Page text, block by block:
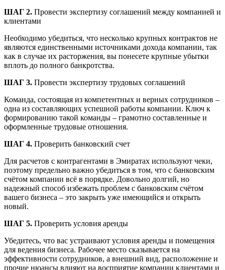
ШАГ 2. Провести экспертизу соглашений между компанией и
клиентами
Необходимо убедиться, что несколько крупных контрактов не
являются единственными источниками дохода компании, так
как в случае их расторжения, вы понесете крупные убытки
вплоть до полного банкротства.
ШАГ 3. Провести экспертизу трудовых соглашений
Команда, состоящая из компетентных и верных сотрудников –
одна из составляющих успешной работы компании. Ключ к
формированию такой команды – грамотно составленные и
оформленные трудовые отношения.
ШАГ 4. Проверить банковский счет
Для расчетов с контрагентами в Эмиратах используют чеки,
поэтому предельно важно убедиться в том, что с банковским
счётом компании всё в порядке. Довольно долгий, но
надежный способ избежать проблем с банковским счётом
вашего бизнеса – это закрыть уже имеющийся и открыть
новый.
ШАГ 5. Проверить условия аренды
Убедитесь, что вас устраивают условия аренды и помещения
для ведения бизнеса. Рабочее место сказывается на
эффективности сотрудников, а внешний вид, расположение и
прочие нюансы влияют на восприятие компании клиентами и